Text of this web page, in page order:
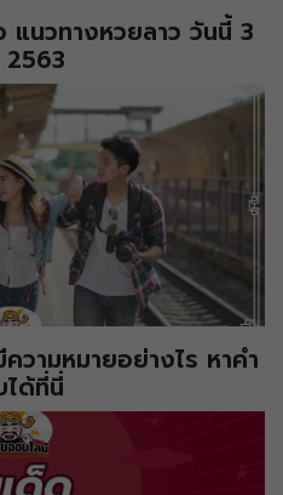
แนวทางหวยลาว วันนี้ 3
2563
วามหมายอย่างไร หาคำ
ด้ที่นี่